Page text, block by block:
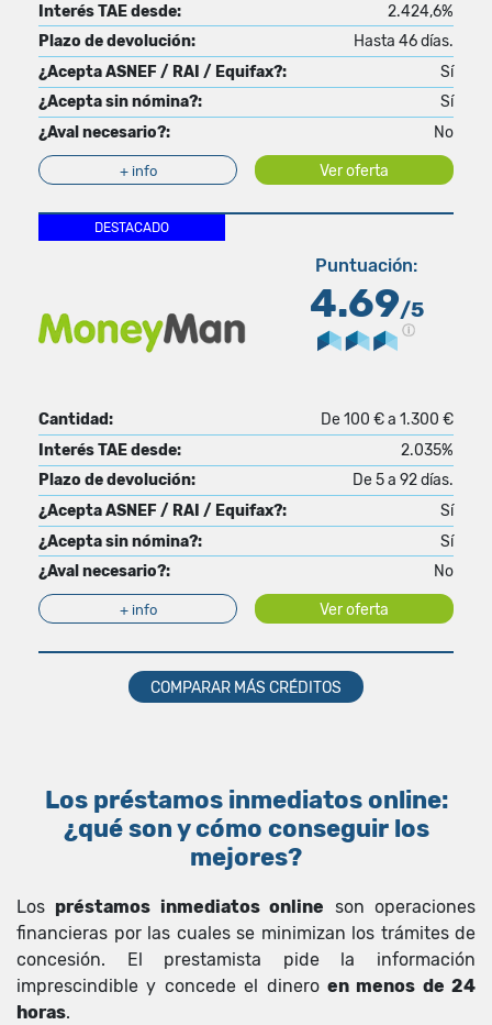
Interés TAE desde:
2.424,6%
Plazo de devolución:
Hasta 46 días.
¿Acepta ASNEF / RAI / Equifax?:
Sí
¿Acepta sin nómina?:
Sí
¿Aval necesario?:
No
+ info Ver oferta
DESTACADO
Puntuación:
4.69/5
Cantidad:
De 100 € a 1.300 €
Interés TAE desde:
2.035%
Plazo de devolución:
De 5 a 92 días.
¿Acepta ASNEF / RAI / Equifax?:
Sí
¿Acepta sin nómina?:
Sí
¿Aval necesario?:
No
+ info Ver oferta
COMPARAR MÁS CRÉDITOS
Los préstamos inmediatos online:
¿qué son y cómo conseguir los
mejores?
Los préstamos inmediatos online son operaciones
financieras por las cuales se minimizan los trámites de
concesión. El prestamista pide la información
imprescindible y concede el dinero en menos de 24
horas.